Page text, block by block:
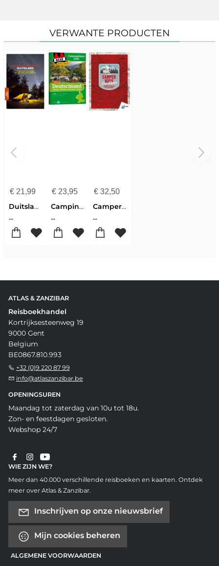
VERWANTE PRODUCTEN
€21,99
Duitsland charmecampings voor rustzoekers en natuurliefhebbers
...
€23,95
Campingführer Deutschland 2026 GPS DE ACSI
...
€ 32,50
Camperboek De Alpen
...
ATLAS & ZANZIBAR
Reisboekhandel
Kortrijksesteenweg 19
9000 Gent
Belgium
BE0867.810.993
+32 (0)9 220 87 99
info@atlaszanzibar.be
OPENINGSUREN
Maandag tot zaterdag van 10u tot 18u.
Zon- en feestdagen gesloten.
Webshop 24/7
WIE ZIJN WE?
Meer dan 40.000 verschillende reisboeken en kaarten. Ontdek
meer over Atlas & Zanzibar.
Inschrijven op onze nieuwsbrief
Mijn cookies beheren
ALGEMENE VOORWAARDEN